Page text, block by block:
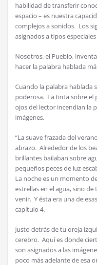
habilidad de transferir
espacio – es nuestra
complejos a sonidos. Los
asignados a tipos
Nosotros, el Pueblo,
hacer la palabra hablada
Cuando la palabra hablada
poderosa. La tinta sobre el
ojos del lector incendian la
imágenes.
“La suave frazada del
abrazo. Alrededor de los
brillantes bailaban sobre
pequeños peces de luz
La noche es un momento
estrellas en el agua, sino
venir. Y ésta era una de
capítulo 4.
Justo detrás de tu oreja
cerebro. Aquí es donde
son asignados a las
poco más adelante de esa